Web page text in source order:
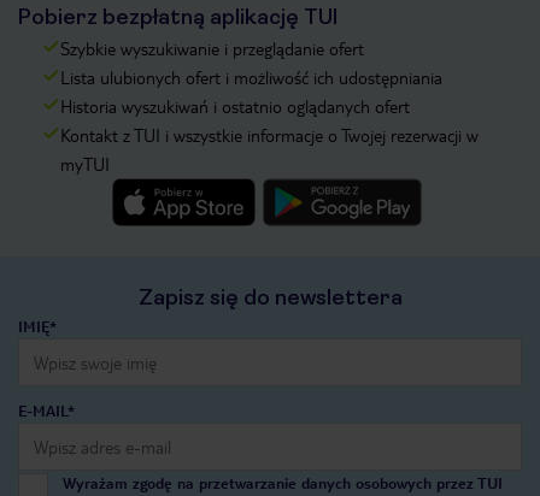
Pobierz bezpłatną aplikację TUI
Szybkie wyszukiwanie i przeglądanie ofert
Lista ulubionych ofert i możliwość ich udostępniania
Historia wyszukiwań i ostatnio oglądanych ofert
Kontakt z TUI i wszystkie informacje o Twojej rezerwacji w
myTUI
Zapisz się do newslettera
IMIĘ*
E-MAIL*
Wyrażam zgodę na przetwarzanie danych osobowych przez TUI